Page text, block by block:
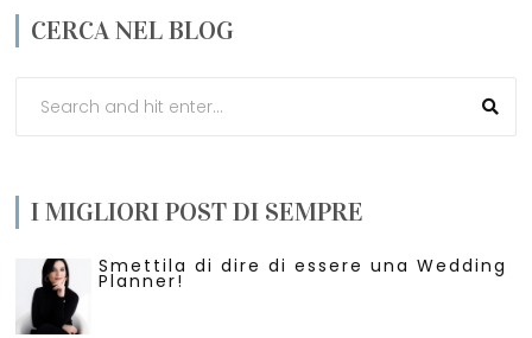
CERCA NEL BLOG
I MIGLIORI POST DI SEMPRE
Smettila di dire di essere una Wedding
Planner!